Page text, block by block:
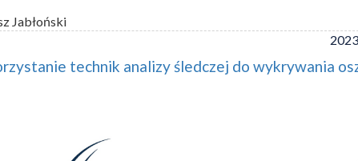
Jabłoński
technik analizy śledczej do wykrywania